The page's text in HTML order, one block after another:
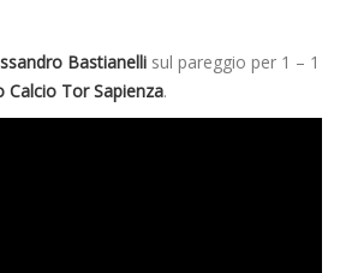
Bastianelli sul pareggio per 1 – 1
Calcio Tor Sapienza.